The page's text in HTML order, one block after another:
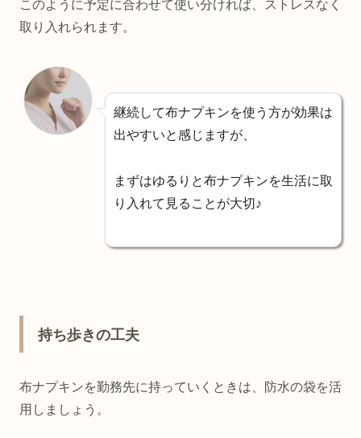
このように予定に合わせて使い分ければ、ストレスなく
取り入れられます。
継続して布ナプキンを使う方が効果は
出やすいと感じますが、
まずはゆるりと布ナプキンを生活に取
り入れて見ることが大切♪
持ち歩きの工夫
布ナプキンを勤務先に持っていくときは、防水の袋を活
用しましょう。